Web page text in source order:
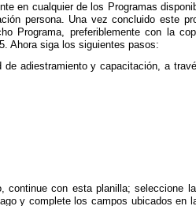
en cualquier de los Programas
persona. Una vez concluido este
Programa, preferiblemente con la
Ahora siga los siguientes pasos:
adiestramiento y capacitación, a
continue con esta planilla; seleccione
y complete los campos ubicados en